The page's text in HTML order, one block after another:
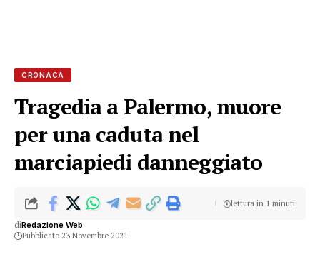
CRONACA
Tragedia a Palermo, muore
per una caduta nel
marciapiedi danneggiato
diRedazione Web
Pubblicato 23 Novembre 2021
lettura in 1 minuti